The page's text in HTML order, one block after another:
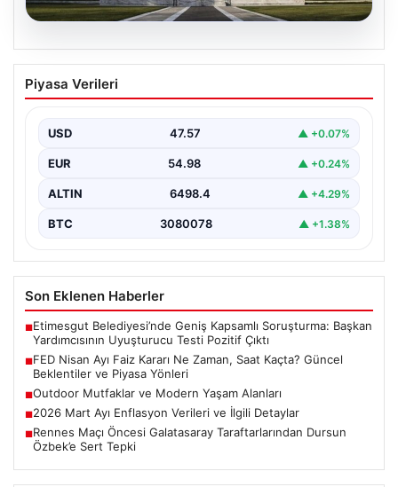
04.08.2026
FED Nisan Ayı Faiz Kararı Ne Zaman,
Saat Kaçta? Güncel Beklentiler ve
ABD Merkez Bankası (FED) nisan ayı faiz kararı, finansal
Piyasa Verileri
USD 47.57 ▲ +0.07%
EUR 54.98 ▲ +0.24%
ALTIN 6498.4 ▲ +4.29%
BTC 3080078 ▲ +1.38%
Son Eklenen Haberler
■Etimesgut Belediyesi’nde Geniş Kapsamlı Soruşturma: Başkan
Yardımcısının Uyuşturucu Testi Pozitif Çıktı
■FED Nisan Ayı Faiz Kararı Ne Zaman, Saat Kaçta? Güncel
Beklentiler ve Piyasa Yönleri
■Outdoor Mutfaklar ve Modern Yaşam Alanları
■2026 Mart Ayı Enflasyon Verileri ve İlgili Detaylar
■Rennes Maçı Öncesi Galatasaray Taraftarlarından Dursun
Özbek’e Sert Tepki